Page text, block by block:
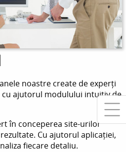
noastre create de experți
cu ajutorul modulului intuitiv de
în conceperea site-urilor
Cu ajutorul aplicației,
fiecare detaliu.